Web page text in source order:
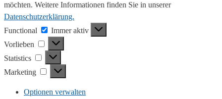
möchten. Weitere Informationen finden Sie in unserer
Datenschutzerklärung.
Functional
Functional
Immer aktiv
Vorlieben
Vorlieben
Statistics
Statistics
Marketing
Marketing
Optionen verwalten